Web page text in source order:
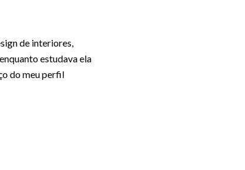
de interiores,
estudava ela
do meu perfil